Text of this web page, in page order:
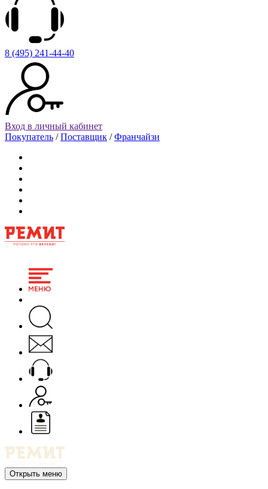
8 (495) 241-44-40
Вход в личный кабинет
Покупатель /Поставщик /Франчайзи
Открыть меню